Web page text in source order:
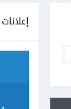
إعلانات